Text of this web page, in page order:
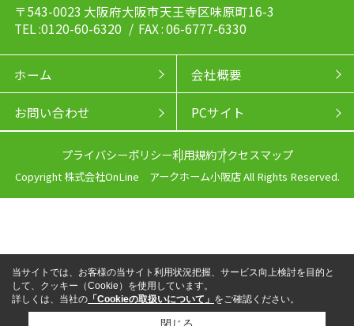
〒543-0023 大阪府大阪市天王寺区味原町16-3
TEL :0120-60-6320 / FAX : 06-6777-6330
ホーム 会社概要
お問い合わせ PCサイト
プライバシーポリシー利用規約アクセスマップ
Copyright 株式会社OnLine アークホーム小阪店 All Rights Reserved.
当サイトでは、お客様の当サイト利用状況把握、サービス向上検討を目的と
して、クッキー（Cookie）を使用しています。
詳しくは、当社の 「Cookieの取扱いについて」 をご確認ください。